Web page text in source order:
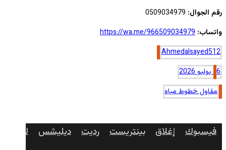
رقم الجوال:
واتساب: https://wa.me/966509034979
Ahmedalsayed512
6 يوليو 2026
مقاول خطوط مياه
فيسبوك إغلاق بينتريست رديت ديليشس لينكدإن